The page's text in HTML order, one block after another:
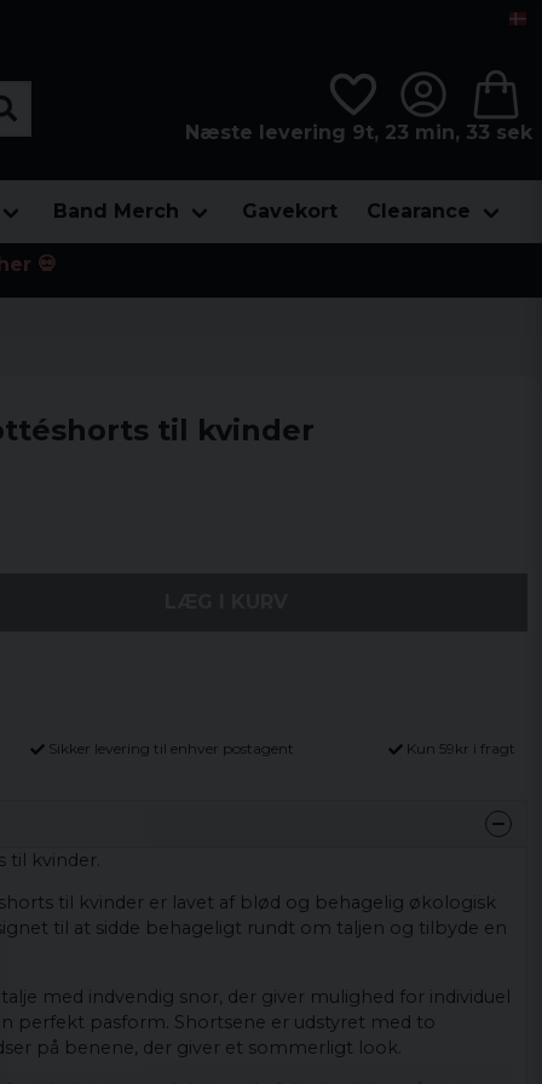
Næste levering 9t, 23 min, 32 sek
Band Merch Gavekort Clearance
💀
til kvinder
Sikker levering til enhver postagent Kun 59kr i fragt
til kvinder.
til kvinder er lavet af blød og behagelig økologisk
til at sidde behageligt rundt om taljen og tilbyde en
talje med indvendig snor, der giver mulighed for individuel
perfekt pasform. Shortsene er udstyret med to
på benene, der giver et sommerligt look.